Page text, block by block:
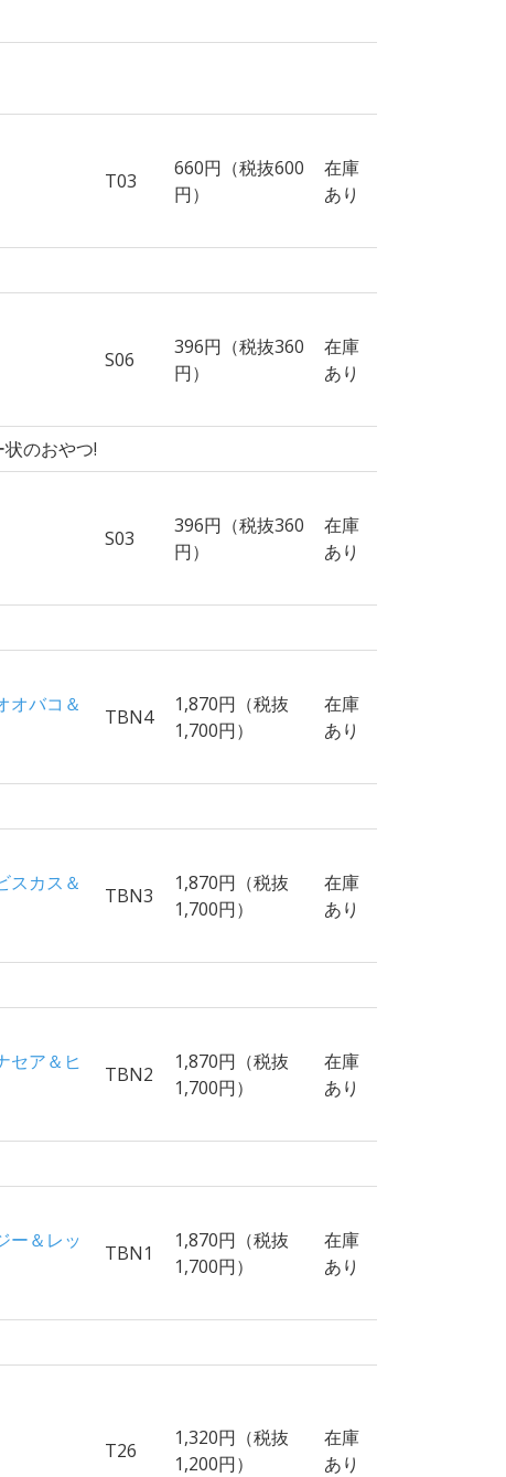
T03
660円（税抜600
円）
在庫
あり
S06
396円（税抜360
円）
在庫
あり
のおやつ!
S03
396円（税抜360
円）
在庫
あり
オバコ＆
TBN4
1,870円（税抜
1,700円）
在庫
あり
スカス＆
TBN3
1,870円（税抜
1,700円）
在庫
あり
セア＆ヒ
TBN2
1,870円（税抜
1,700円）
在庫
あり
ー＆レッ
TBN1
1,870円（税抜
1,700円）
在庫
あり
T26
1,320円（税抜
1,200円）
在庫
あり